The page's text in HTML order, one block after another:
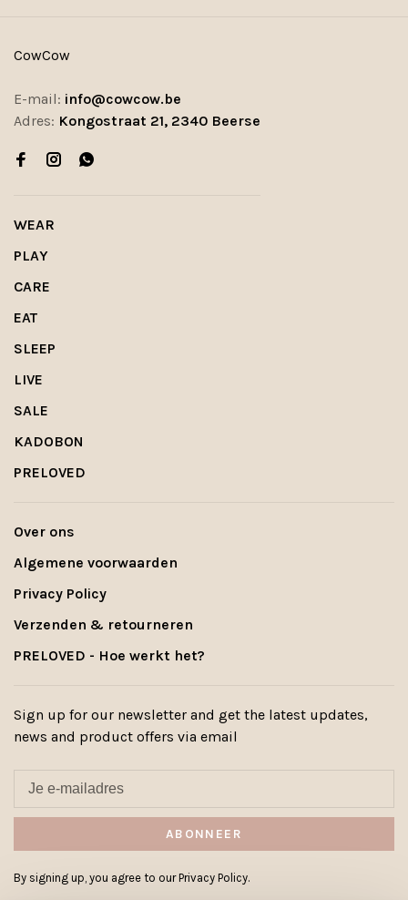
CowCow
E-mail: info@cowcow.be
Adres: Kongostraat 21, 2340 Beerse
WEAR
PLAY
CARE
EAT
SLEEP
LIVE
SALE
KADOBON
PRELOVED
Over ons
Algemene voorwaarden
Privacy Policy
Verzenden & retourneren
PRELOVED - Hoe werkt het?
Sign up for our newsletter and get the latest updates,
news and product offers via email
ABONNEER
By signing up, you agree to our Privacy Policy.